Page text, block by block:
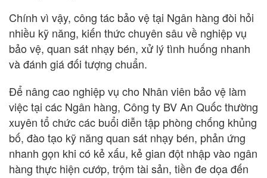
Chính vì vậy, công tác bảo vệ tại Ngân hàng đòi hỏi
nhiều kỹ năng, kiến thức chuyên sâu về nghiệp vụ
bảo vệ, quan sát nhạy bén, xử lý tình huống nhanh
và đánh giá đối tượng chuẩn.
Để nâng cao nghiệp vụ cho Nhân viên bảo vệ làm
việc tại các Ngân hàng, Công ty BV An Quốc thường
xuyên tổ chức các buổi diễn tập phòng chống khủng
bố, đào tạo kỹ năng quan sát nhạy bén, phản ứng
nhanh gọn khi có kẻ xấu, kẻ gian đột nhập vào ngân
hàng thực hiện cướp, trộm tài sản, tiền đe dọa đến